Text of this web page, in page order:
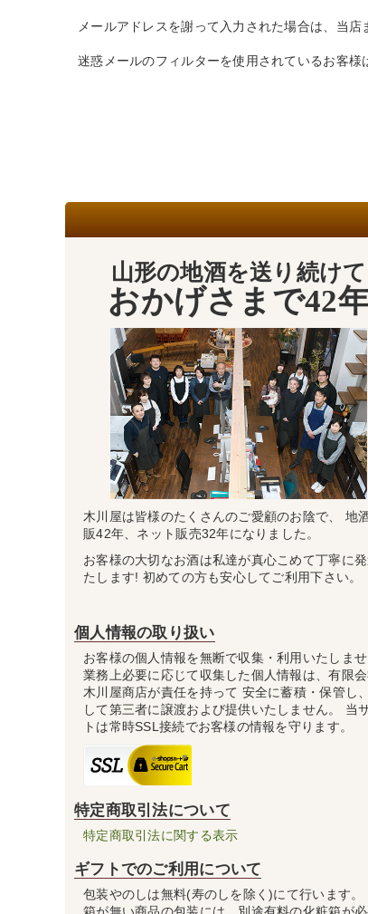
メールアドレスを謝って入力された場合は、当店
迷惑メールのフィルターを使用されているお客
山形の地酒を送り続けて
おかげさまで42
木川屋は皆様のたくさんのご愛顧のお陰で、 地
販42年、ネット販売32年になりました。
お客様の大切なお酒は私達が真心こめて丁寧に
たします! 初めての方も安心してご利用下さい。
個人情報の取り扱い
お客様の個人情報を無断で収集・利用いたしませ
業務上必要に応じて収集した個人情報は、有限
木川屋商店が責任を持って 安全に蓄積・保管し
して第三者に譲渡および提供いたしません。 当
トは常時SSL接続でお客様の情報を守ります。
特定商取引法について
特定商取引法に関する表示
ギフトでのご利用について
包装やのしは無料(寿のしを除く)にて行います。